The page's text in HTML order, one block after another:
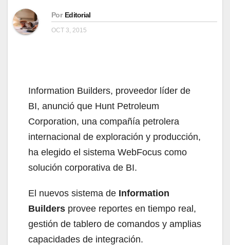
Por Editorial
OCT 3, 2015
Information Builders, proveedor líder de
BI, anunció que Hunt Petroleum
Corporation, una compañía petrolera
internacional de exploración y producción,
ha elegido el sistema WebFocus como
solución corporativa de BI.
El nuevos sistema de Information
Builders provee reportes en tiempo real,
gestión de tablero de comandos y amplias
capacidades de integración.